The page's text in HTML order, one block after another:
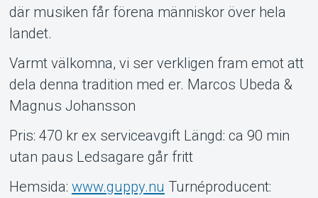
där musiken får förena människor över hela
landet.
Varmt välkomna, vi ser verkligen fram emot att
dela denna tradition med er. Marcos Ubeda &
Magnus Johansson
Pris: 470 kr ex serviceavgift Längd: ca 90 min
utan paus Ledsagare går fritt
Hemsida: www.guppy.nu Turnéproducent: